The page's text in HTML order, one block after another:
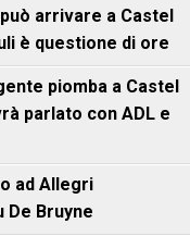
arrivare a Castel
è questione di ore
piomba a Castel
parlato con ADL e
ad Allegri
Bruyne